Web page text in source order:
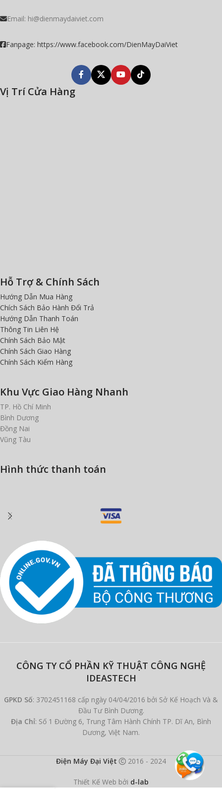
Email: hi@dienmaydaiviet.com
Fanpage: https://www.facebook.com/DienMayDaiViet
Vị Trí Cửa Hàng
Hỗ Trợ & Chính Sách
Hướng Dẫn Mua Hàng
Chích Sách Bảo Hành Đổi Trả
Hướng Dẫn Thanh Toán
Thông Tin Liên Hệ
Chính Sách Bảo Mật
Chính Sách Giao Hàng
Chính Sách Kiểm Hàng
Khu Vực Giao Hàng Nhanh
TP. Hồ Chí Minh
Bình Dương
Đồng Nai
Vũng Tàu
Hình thức thanh toán
CÔNG TY CỔ PHẦN KỸ THUẬT CÔNG NGHỆ
IDEASTECH
GPKD Số: 3702451168 cấp ngày 04/04/2016 bởi Sở Kế Hoạch Và &
Đầu Tư Bình Dương.
Địa Chỉ: Số 1 Đường 6, Trung Tâm Hành Chính TP. Dĩ An, Bình
Dương, Việt Nam.
Điện Máy Đại Việt 2016 - 2024
Thiết Kế Web bởi d-lab